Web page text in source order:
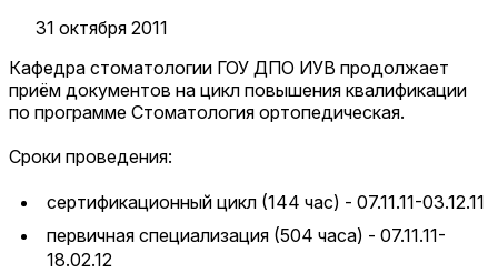
31 октября 2011
Кафедра стоматологии ГОУ ДПО ИУВ продолжает
приём документов на цикл повышения квалификации
по программе Стоматология ортопедическая.
Сроки проведения:
сертификационный цикл (144 час) - 07.11.11-03.12.11
первичная специализация (504 часа) - 07.11.11-
18.02.12